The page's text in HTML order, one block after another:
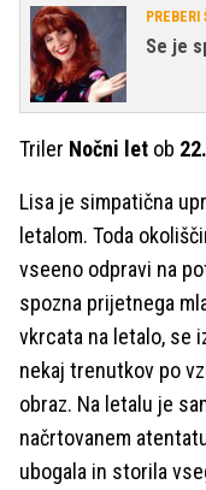
PREBERI
Se je
Triler Nočni let ob
Lisa je simpatična
letalom. Toda
vseeno odpravi na
spozna prijetnega
vkrcata na letalo, se
nekaj trenutkov po
obraz. Na letalu je
načrtovanem
ubogala in storila